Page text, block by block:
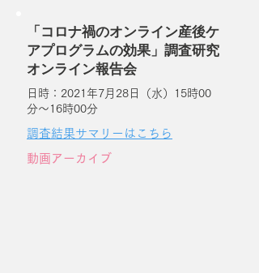
「コロナ禍のオンライン産後ケ
アプログラムの効果」調査研究
オンライン報告会
日時：2021年7月28日（水）15時00
分〜16時00分
調査結果サマリーはこちら
動画アーカイブ